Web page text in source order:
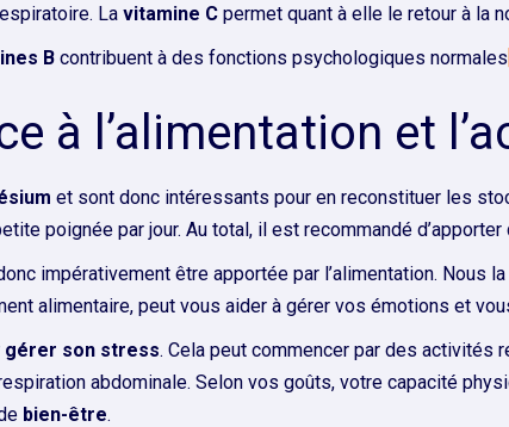
La vitamine C permet quant à elle le retour à la
B contribuent à des fonctions psychologiques normales
à l’alimentation et
et sont donc intéressants pour en reconstituer les
poignée par jour. Au total, il est recommandé
impérativement être apportée par l’alimentation. Nous
alimentaire, peut vous aider à gérer vos émotions et
gérer son stress. Cela peut commencer par des activités
abdominale. Selon vos goûts, votre capacité
bien-être.